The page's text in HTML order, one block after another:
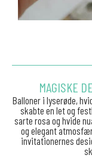
MAGISKE
Balloner i lyserøde,
skabte en let og
sarte rosa og hvide
og elegant
invitationernes